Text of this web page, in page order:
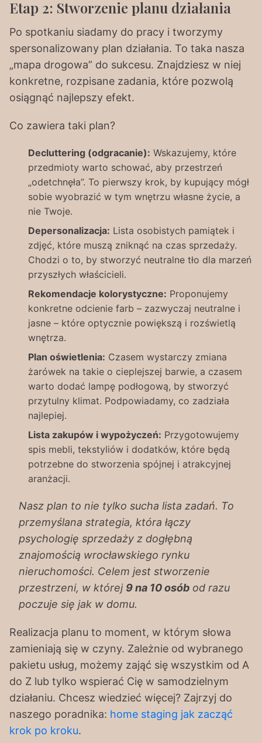
Etap 2: Stworzenie planu działania
Po spotkaniu siadamy do pracy i tworzymy
spersonalizowany plan działania. To taka nasza
„mapa drogowa” do sukcesu. Znajdziesz w niej
konkretne, rozpisane zadania, które pozwolą
osiągnąć najlepszy efekt.
Co zawiera taki plan?
Decluttering (odgracanie): Wskazujemy, które
przedmioty warto schować, aby przestrzeń
„odetchnęła”. To pierwszy krok, by kupujący mógł
sobie wyobrazić w tym wnętrzu własne życie, a
nie Twoje.
Depersonalizacja: Lista osobistych pamiątek i
zdjęć, które muszą zniknąć na czas sprzedaży.
Chodzi o to, by stworzyć neutralne tło dla marzeń
przyszłych właścicieli.
Rekomendacje kolorystyczne: Proponujemy
konkretne odcienie farb – zazwyczaj neutralne i
jasne – które optycznie powiększą i rozświetlą
wnętrza.
Plan oświetlenia: Czasem wystarczy zmiana
żarówek na takie o cieplejszej barwie, a czasem
warto dodać lampę podłogową, by stworzyć
przytulny klimat. Podpowiadamy, co zadziała
najlepiej.
Lista zakupów i wypożyczeń: Przygotowujemy
spis mebli, tekstyliów i dodatków, które będą
potrzebne do stworzenia spójnej i atrakcyjnej
aranżacji.
Nasz plan to nie tylko sucha lista zadań. To
przemyślana strategia, która łączy
psychologię sprzedaży z dogłębną
znajomością wrocławskiego rynku
nieruchomości. Celem jest stworzenie
przestrzeni, w której 9 na 10 osób od razu
poczuje się jak w domu.
Realizacja planu to moment, w którym słowa
zamieniają się w czyny. Zależnie od wybranego
pakietu usług, możemy zająć się wszystkim od A
do Z lub tylko wspierać Cię w samodzielnym
działaniu. Chcesz wiedzieć więcej? Zajrzyj do
naszego poradnika: home staging jak zacząć
krok po kroku.